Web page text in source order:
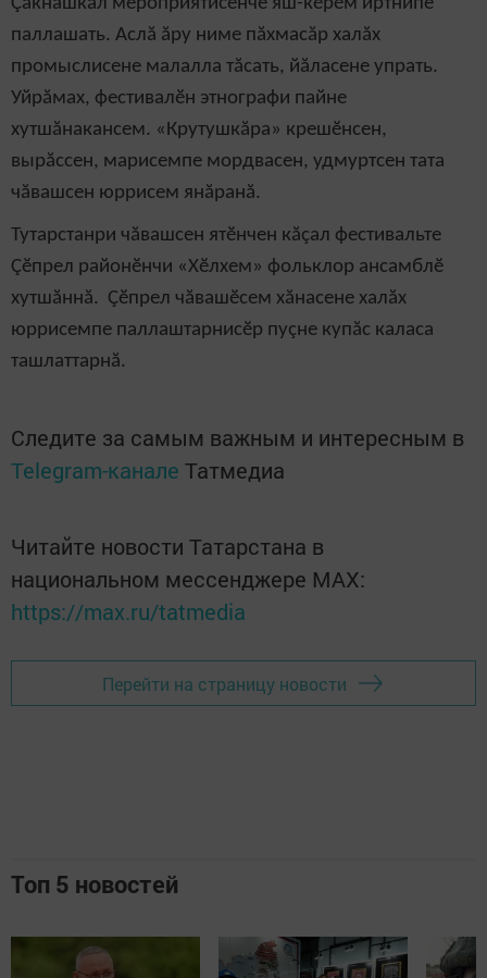
паллашать. Аслă ăру ниме пăхмасăр халăх
промыслисене малалла тăсать, йăласене упрать.
Уйрăмах, фестивалӗн этнографи пайне
хутшăнакансем. «Крутушкăра» крешӗнсен,
вырăссен, марисемпе мордвасен, удмуртсен тата
чăвашсен юррисем янăранă.
Тутарстанри чăвашсен ятӗнчен кăçал фестивальте
Çӗпрел районӗнчи «Хӗлхем» фольклор ансамблӗ
хутшăннă. Çӗпрел чăвашӗсем хăнасене халăх
юррисемпе паллаштарнисӗр пуçне купăс каласа
ташлаттарнă.
Следите за самым важным и интересным в
Telegram-канале Татмедиа
Читайте новости Татарстана в
национальном мессенджере MАХ:
https://max.ru/tatmedia
Перейти на страницу новости
Топ 5 новостей